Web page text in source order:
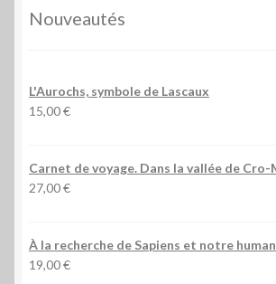
Nouveautés
L'Aurochs, symbole de Lascaux
15,00€
Carnet de voyage. Dans la vallée de Cro-
27,00€
À la recherche de Sapiens et notre
19,00€